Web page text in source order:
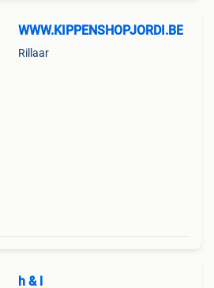
WWW.KIPPENSHOPJORDI.BE
Rillaar
h & l